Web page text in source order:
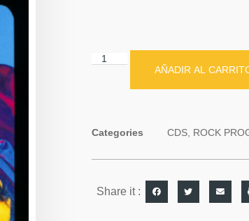
AÑADIR AL
Categories CDS ROCK
Share it :